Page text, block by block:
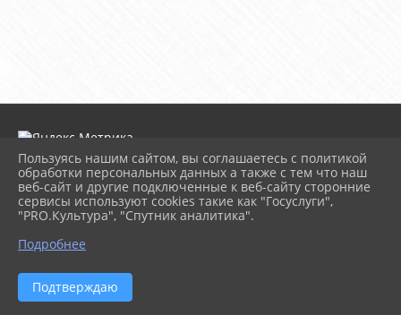
2026 г. dk-rossiya.ru
Вход
Карта сайта
Политика обработки персональных данных
Сделано на KubCMS
Разработка и поддержка
Пользуясь нашим сайтом, вы соглашаетесь с политикой
обработки персональных данных а также с тем что наш
веб-сайт и другие подключенные к веб-сайту сторонние
сервисы используют cookies такие как "Госуслуги",
"PRO.Культура", "Спутник аналитика".
Подробнее
Подтверждаю